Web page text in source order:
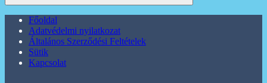
Főoldal
Adatvédelmi nyilatkozat
Általános Szerződési Feltételek
Sütik
Kapcsolat